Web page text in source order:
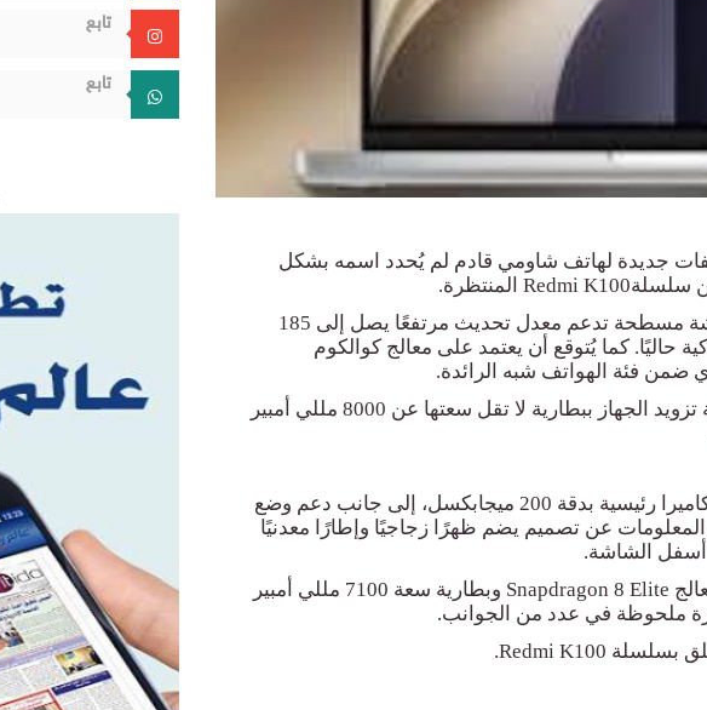
جديدة لهاتف شاومي قادم لم يُحدد اسمه بشكل
سلسلةRedmi K100 المنتظرة.
ووفقًا للمعلومات المسربة، قد يأتي الهاتف بشاشة مسطحة تدعم معدل تحديث مرتفعًا يصل إلى 185
كما يُتوقع أن يعتمد على معالج كوالكوم
ضمن فئة الهواتف شبه الرائدة.
وفي جانب البطارية، تشير التسريبات إلى إمكانية تزويد الجهاز ببطارية لا تقل سعتها عن 8000 مللي أمبير
أما على صعيد التصوير، فقد يحصل الهاتف على كاميرا رئيسية بدقة 200 ميجابكسل، إلى جانب دعم وضع
عن تصميم يضم ظهرًا زجاجيًا وإطارًا معدنيًا
الشاشة.
وبطارية سعة 7100 مللي أمبير
ملحوظة في عدد من الجوانب.
بسلسلة
تابع
تابع